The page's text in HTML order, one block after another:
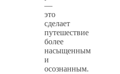
—
это
сделает
путешествие
более
насыщенным
и
осознанным.